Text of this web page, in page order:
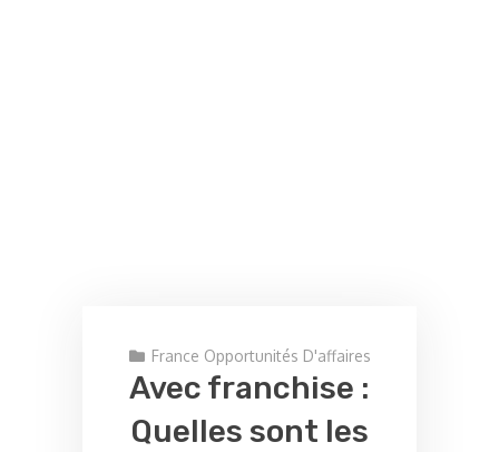
France Opportunités D'affaires
Avec franchise :
Quelles sont les